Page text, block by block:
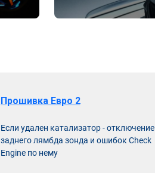
Прошивка Евро 2
Если удален катализатор - отключение
заднего лямбда зонда и ошибок Check
Engine по нему